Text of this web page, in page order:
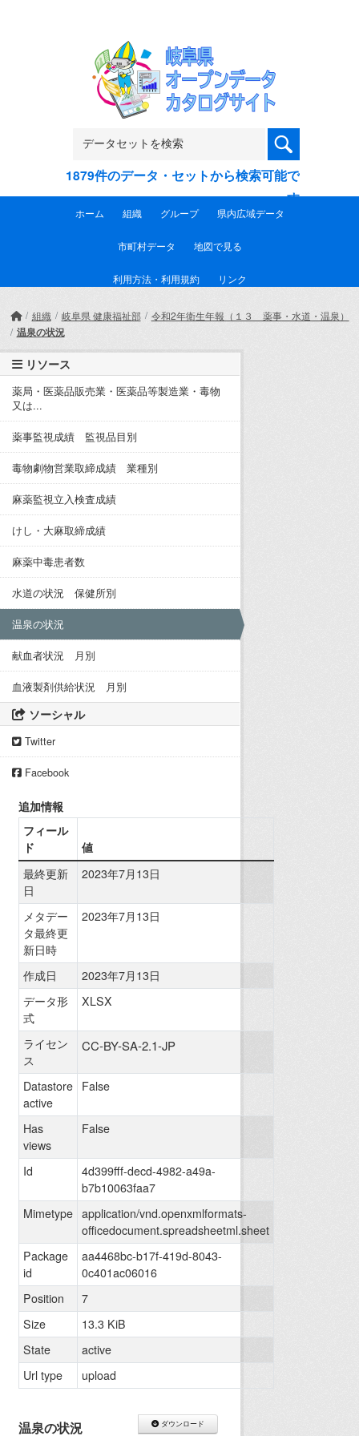
1879件のデータ・セットから検索可能で
す
ホーム 組織 グループ 県内広域データ
市町村データ 地図で見る
利用方法・利用規約 リンク
組織 岐阜県 健康福祉部 令和2年衛生年報（１３ 薬事・水道・温泉）
温泉の状況
ダウンロード
温泉の状況
リソース
薬局・医薬品販売業・医薬品等製造業・毒物
又は...
薬事監視成績 監視品目別
毒物劇物営業取締成績 業種別
麻薬監視立入検査成績
けし・大麻取締成績
麻薬中毒患者数
水道の状況 保健所別
温泉の状況
献血者状況 月別
血液製剤供給状況 月別
ソーシャル
Twitter
Facebook
追加情報
フィール
ド
値
最終更新
日
2023年7月13日
メタデー
タ最終更
新日時
2023年7月13日
作成日
2023年7月13日
データ形
式
XLSX
ライセン
ス
CC-BY-SA-2.1-JP
Datastore
active
False
Has
views
False
Id
4d399fff-decd-4982-a49a-
b7b10063faa7
Mimetype application/vnd.openxmlformats-
officedocument.spreadsheetml.sheet
Package
id
aa4468bc-b17f-419d-8043-
0c401ac06016
Position
7
Size
13.3 KiB
State
active
Url type
upload